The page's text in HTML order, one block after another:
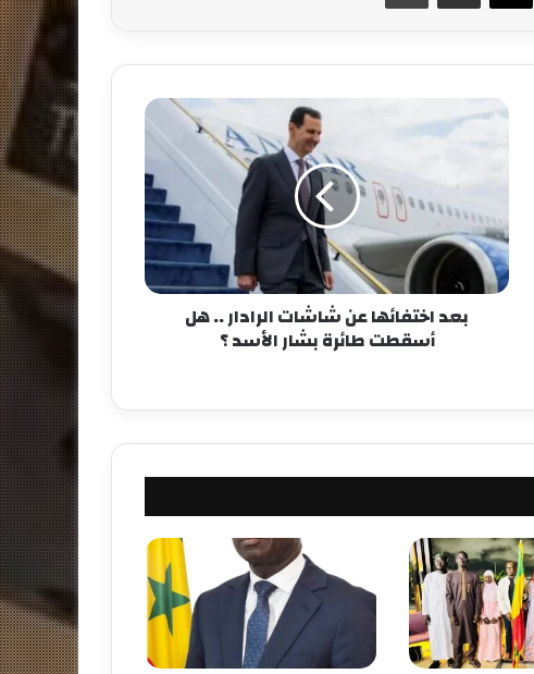
بعد اختفائها عن شاشات الرادار .. هل
أسقطت طائرة بشار الأسد ؟